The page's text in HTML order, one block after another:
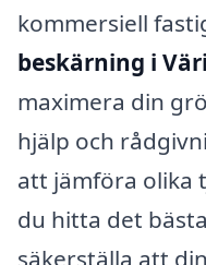
kommersiell
beskärning i
maximera din
hjälp och
att jämföra olika
du hitta det
säkerställa att